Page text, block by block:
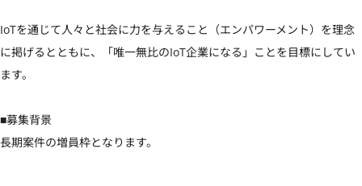
IoTを通じて人々と社会に力を与えること（エンパワーメント）を理念
に掲げるとともに、「唯一無比のIoT企業になる」ことを目標にしてい
ます。
■募集背景
長期案件の増員枠となります。